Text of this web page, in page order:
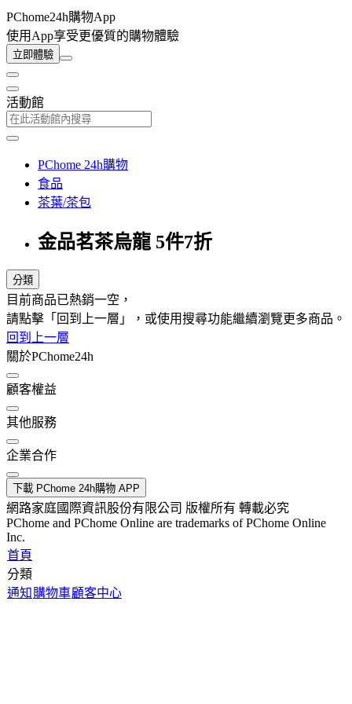
PChome24h購物App
使用App享受更優質的購物體驗
立即體驗
活動館
PChome 24h購物
食品
茶葉/茶包
金品茗茶烏龍 5件7折
分類
目前商品已熱銷一空，
請點擊「回到上一層」，或使用搜尋功能繼續瀏覽更多商品。
回到上一層
關於PChome24h
顧客權益
其他服務
企業合作
下載 PChome 24h購物 APP
網路家庭國際資訊股份有限公司 版權所有 轉載必究
PChome and PChome Online are trademarks of PChome Online
Inc.
首頁
分類
通知 購物車顧客中心